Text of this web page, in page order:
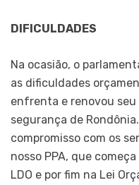
DIFICULDADES
Na ocasião, o
as dificuldades
enfrenta e renovou
segurança de
compromisso com os
nosso PPA, que
LDO e por fim na Lei